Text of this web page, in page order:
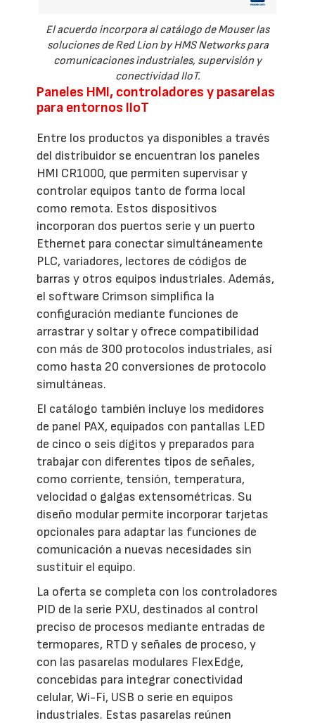
El acuerdo incorpora al catálogo de Mouser las
soluciones de Red Lion by HMS Networks para
comunicaciones industriales, supervisión y
conectividad IIoT.
Paneles HMI, controladores y pasarelas
para entornos IIoT
Entre los productos ya disponibles a través
del distribuidor se encuentran los paneles
HMI CR1000, que permiten supervisar y
controlar equipos tanto de forma local
como remota. Estos dispositivos
incorporan dos puertos serie y un puerto
Ethernet para conectar simultáneamente
PLC, variadores, lectores de códigos de
barras y otros equipos industriales. Además,
el software Crimson simplifica la
configuración mediante funciones de
arrastrar y soltar y ofrece compatibilidad
con más de 300 protocolos industriales, así
como hasta 20 conversiones de protocolo
simultáneas.
El catálogo también incluye los medidores
de panel PAX, equipados con pantallas LED
de cinco o seis dígitos y preparados para
trabajar con diferentes tipos de señales,
como corriente, tensión, temperatura,
velocidad o galgas extensométricas. Su
diseño modular permite incorporar tarjetas
opcionales para adaptar las funciones de
comunicación a nuevas necesidades sin
sustituir el equipo.
La oferta se completa con los controladores
PID de la serie PXU, destinados al control
preciso de procesos mediante entradas de
termopares, RTD y señales de proceso, y
con las pasarelas modulares FlexEdge,
concebidas para integrar conectividad
celular, Wi-Fi, USB o serie en equipos
industriales. Estas pasarelas reúnen